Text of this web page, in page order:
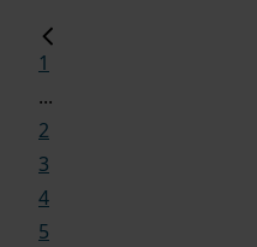
1
...
2
3
4
5